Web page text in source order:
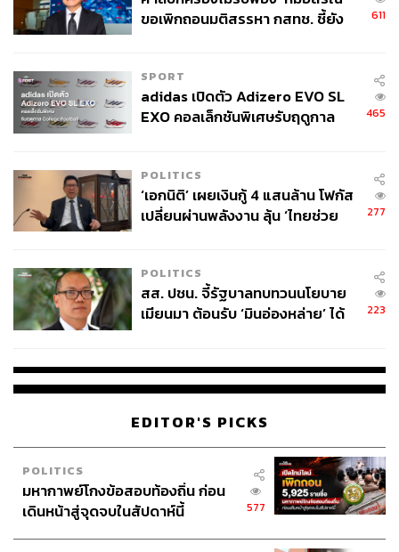
ขอเพิกถอนมติสรรหา กสทช. ชี้ยัง
611
SPORT
adidas เปิดตัว Adizero EVO SL
EXO คอลเล็กชันพิเศษรับฤดูกาล
465
POLITICS
‘เอกนิติ’ เผยเงินกู้ 4 แสนล้าน โฟกัส
เปลี่ยนผ่านพลังงาน ลุ้น ‘ไทยช่วย
277
POLITICS
สส. ปชน. จี้รัฐบาลทบทวนนโยบาย
เมียนมา ต้อนรับ ‘มินอ่องหล่าย’ ได้
223
EDITOR'S PICKS
POLITICS
มหากาพย์โกงข้อสอบท้องถิ่น ก่อน
เดินหน้าสู่จุดจบในสัปดาห์นี้
577